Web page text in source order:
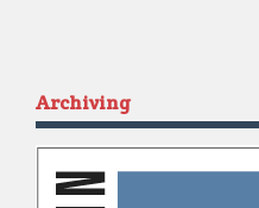
Archiving